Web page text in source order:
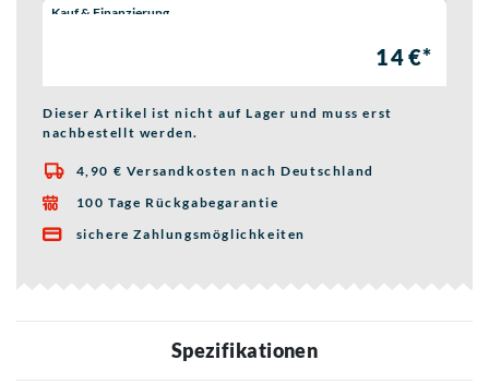
Wähle eine Preisoption:
Kauf & Finanzierung
14 €*
Dieser Artikel ist nicht auf Lager und muss erst
nachbestellt werden.
 4,90 € Versandkosten nach Deutschland
 100 Tage Rückgabegarantie
 sichere Zahlungsmöglichkeiten
Spezifikationen